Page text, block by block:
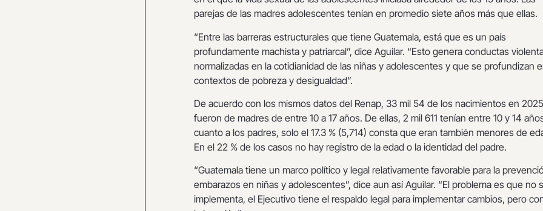
parejas de las madres adolescentes tenían en promedio siete años más que ellas.
“Entre las barreras estructurales que tiene Guatemala, está que es un país
profundamente machista y patriarcal”, dice Aguilar. “Esto genera conductas
normalizadas en la cotidianidad de las niñas y adolescentes y que se profundizan
contextos de pobreza y desigualdad”.
De acuerdo con los mismos datos del Renap, 33 mil 54 de los nacimientos en 2025
fueron de madres de entre 10 a 17 años. De ellas, 2 mil 611 tenían entre 10 y 14
cuanto a los padres, solo el 17.3 % (5,714) consta que eran también menores de
En el 22 % de los casos no hay registro de la edad o la identidad del padre.
“Guatemala tiene un marco político y legal relativamente favorable para la
embarazos en niñas y adolescentes”, dice aun así Aguilar. “El problema es que no
implementa, el Ejecutivo tiene el respaldo legal para implementar cambios, pero